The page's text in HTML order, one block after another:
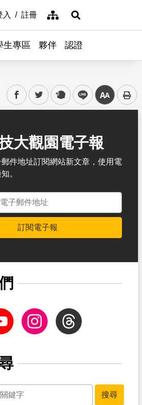
入 註冊 網站導覽展開搜尋
生專區 夥伴 認證
facebooktwitter plurk line 中
大觀園電子報
件地址訂閱網站新文章，使用電
。
訂閱電子報
InstagramThreads
搜尋